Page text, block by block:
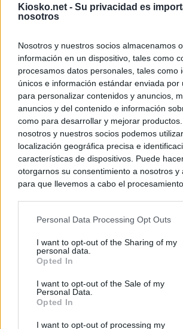
Kiosko.net - Su privacidad es
nosotros
Nosotros y nuestros socios almacenamos
información en un dispositivo, tales como
procesamos datos personales, tales como
únicos e información estándar enviada por
para personalizar contenidos y anuncios,
anuncios y del contenido e información
como para desarrollar y mejorar
nosotros y nuestros socios podemos
localización geográfica precisa e
características de dispositivos. Puede
otorgarnos su consentimiento a nosotros y
para que llevemos a cabo el
negar su consentimiento. Tenga en cuenta
de su consentimiento, pero usted tiene el
rechazar tal procesamiento. Sus
cualquier momento entrando de nuevo en
visitando nuestra política de privacidad.
Personal Data Processing Opt Outs
I want to opt-out of the Sharing of my
personal data.
Opted In
I want to opt-out of the Sale of my
Personal Data.
Opted In
I want to opt-out of processing my